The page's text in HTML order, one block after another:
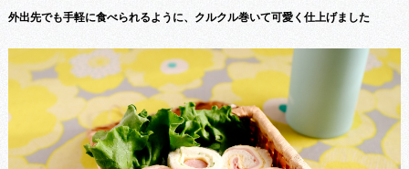
外出先でも手軽に食べられるように、クルクル巻いて可愛く仕上げました